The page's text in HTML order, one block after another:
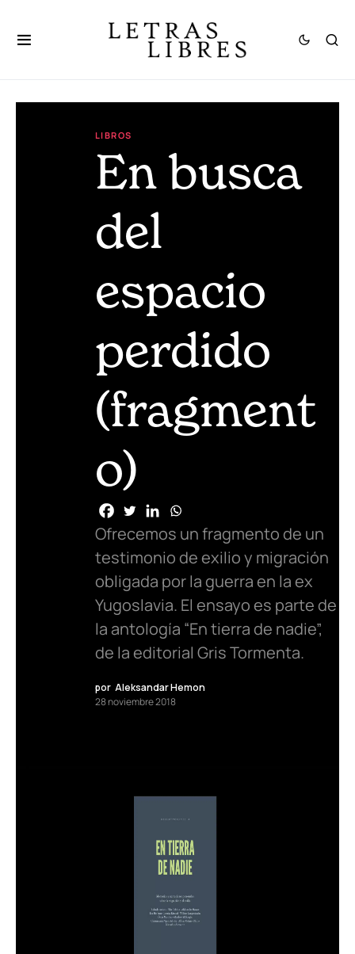
LIBROS
En busca
del
espacio
perdido
(fragment
o)
Ofrecemos un fragmento de un
testimonio de exilio y migración
obligada por la guerra en la ex
Yugoslavia. El ensayo es parte de
la antología “En tierra de nadie”,
de la editorial Gris Tormenta.
por Aleksandar Hemon
28 noviembre 2018